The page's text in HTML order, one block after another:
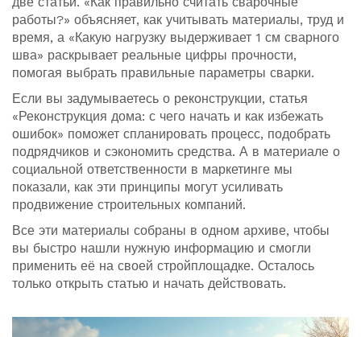
работы?» объясняет, как учитывать материалы, труд и
время, а «Какую нагрузку выдерживает 1 см сварного
шва» раскрывает реальные цифры прочности,
помогая выбрать правильные параметры сварки.
Если вы задумываетесь о реконструкции, статья
«Реконструкция дома: с чего начать и как избежать
ошибок» поможет спланировать процесс, подобрать
подрядчиков и сэкономить средства. А в материале о
социальной ответственности в маркетинге мы
показали, как эти принципы могут усиливать
продвижение строительных компаний.
Все эти материалы собраны в одном архиве, чтобы
вы быстро нашли нужную информацию и смогли
применить её на своей стройплощадке. Осталось
только открыть статью и начать действовать.